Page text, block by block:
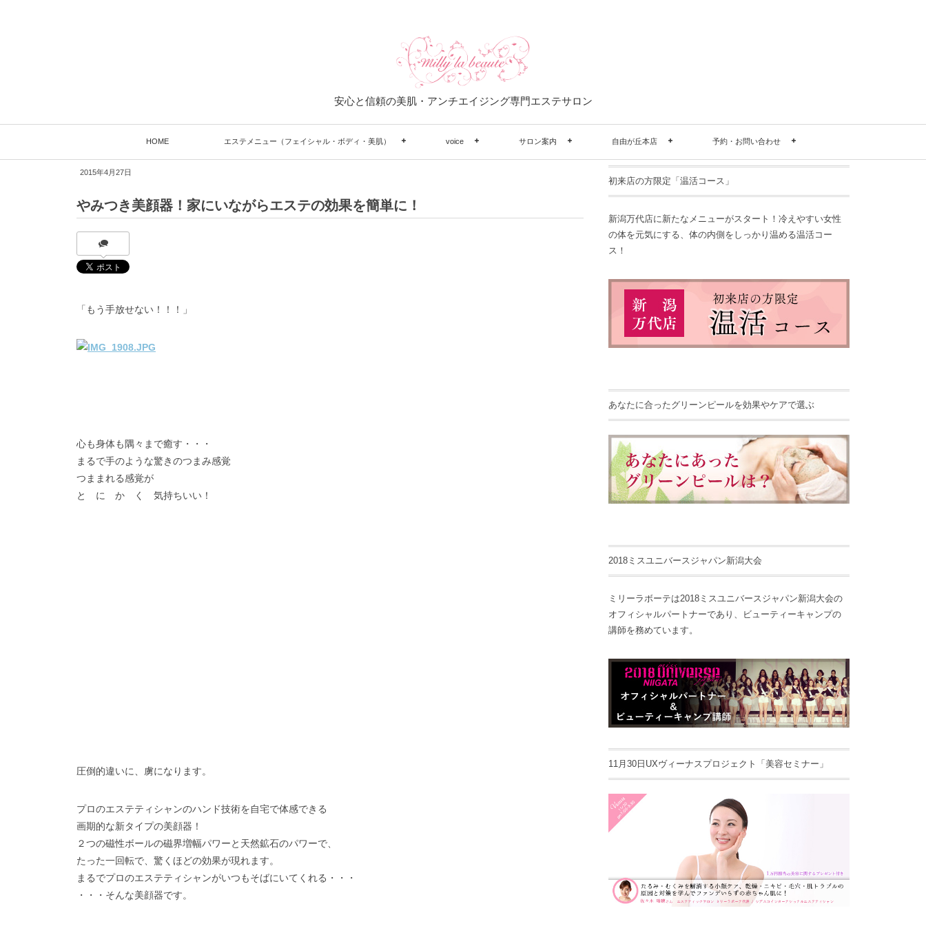
安心と信頼の美肌・アンチエイジング専門エステサロン
HOME エステメニュー（フェイシャル・ボディ・美肌） voice サロン案内 自由が丘本店 予約・お問い合わせ
2015年4月27日
やみつき美顔器！家にいながらエステの効果を簡単に！
「もう手放せない！！！」
心も身体も隅々まで癒す・・・
まるで手のような驚きのつまみ感覚
つままれる感覚が
と に か く 気持ちいい！
圧倒的違いに、虜になります。
プロのエステティシャンのハンド技術を自宅で体感できる
画期的な新タイプの美顔器！
２つの磁性ボールの磁界増幅パワーと天然鉱石のパワーで、
たった一回転で、驚くほどの効果が現れます。
まるでプロのエステティシャンがいつもそばにいてくれる・・・
・・・そんな美顔器です。
初来店の方限定「温活コース」
新潟万代店に新たなメニューがスタート！冷えやすい女性
の体を元気にする、体の内側をしっかり温める温活コー
ス！
あなたに合ったグリーンピールを効果やケアで選ぶ
2018ミスユニバースジャパン新潟大会
ミリーラボーテは2018ミスユニバースジャパン新潟大会の
オフィシャルパートナーであり、ビューティーキャンプの
講師を務めています。
11月30日UXヴィーナスプロジェクト「美容セミナー」